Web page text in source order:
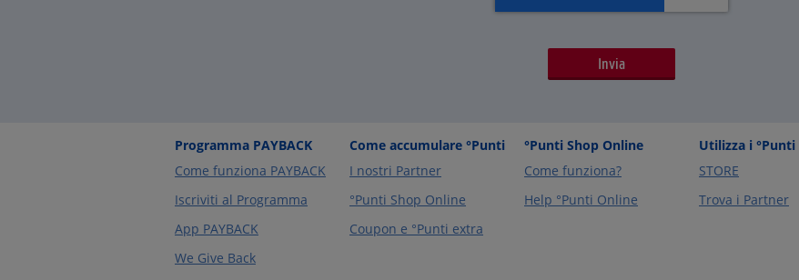
Programma PAYBACK
Come funziona PAYBACK
Iscriviti al Programma
App PAYBACK
We Give Back
Come accumulare °Punti
I nostri Partner
°Punti Shop Online
Coupon e °Punti extra
°Punti Shop Online
Come funziona?
Help °Punti Online
Utilizza i °Punti
STORE
Trova i Partner